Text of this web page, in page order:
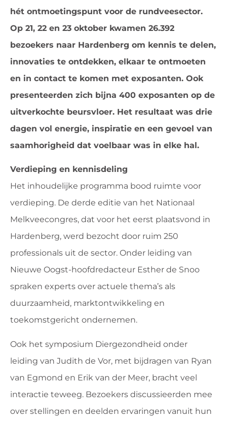
hét ontmoetingspunt voor de rundveesector.
Op 21, 22 en 23 oktober kwamen 26.392
bezoekers naar Hardenberg om kennis te delen,
innovaties te ontdekken, elkaar te ontmoeten
en in contact te komen met exposanten. Ook
presenteerden zich bijna 400 exposanten op de
uitverkochte beursvloer. Het resultaat was drie
dagen vol energie, inspiratie en een gevoel van
saamhorigheid dat voelbaar was in elke hal.
Verdieping en kennisdeling
Het inhoudelijke programma bood ruimte voor
verdieping. De derde editie van het Nationaal
Melkveecongres, dat voor het eerst plaatsvond in
Hardenberg, werd bezocht door ruim 250
professionals uit de sector. Onder leiding van
Nieuwe Oogst-hoofdredacteur Esther de Snoo
spraken experts over actuele thema’s als
duurzaamheid, marktontwikkeling en
toekomstgericht ondernemen.
Ook het symposium Diergezondheid onder
leiding van Judith de Vor, met bijdragen van Ryan
van Egmond en Erik van der Meer, bracht veel
interactie teweeg. Bezoekers discussieerden mee
over stellingen en deelden ervaringen vanuit hun